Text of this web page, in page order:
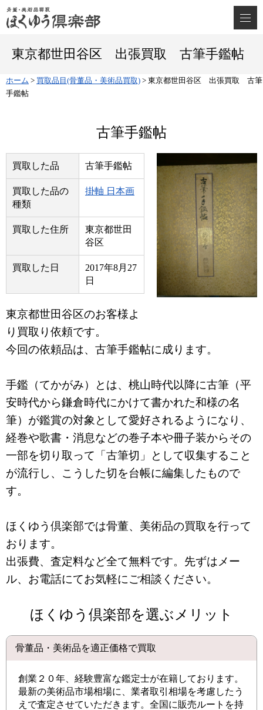
東京都世田谷区 出張買取 古筆手鑑帖
ホーム > 買取品目(骨董品・美術品買取) > 東京都世田谷区 出張買取 古筆
手鑑帖
古筆手鑑帖
買取した品 古筆手鑑帖
買取した品の
種類
掛軸 日本画
買取した住所
東京都世田
谷区
買取した日
2017年8月27
日
東京都世田谷区のお客様よ
り買取り依頼です。
今回の依頼品は、古筆手鑑帖に成ります。
手鑑（てかがみ）とは、桃山時代以降に古筆（平
安時代から鎌倉時代にかけて書かれた和様の名
筆）が鑑賞の対象として愛好されるようになり、
経巻や歌書・消息などの巻子本や冊子装からその
一部を切り取って「古筆切」として収集すること
が流行し、こうした切を台帳に編集したもので
す。
ほくゆう倶楽部では骨董、美術品の買取を行って
おります。
出張費、査定料など全て無料です。先ずはメー
ル、お電話にてお気軽にご相談ください。
ほくゆう倶楽部を選ぶメリット
骨董品・美術品を適正価格で買取
創業２０年、経験豊富な鑑定士が在籍しております。
最新の美術品市場相場に、業者取引相場を考慮したう
えで査定させていただきます。全国に販売ルートを持